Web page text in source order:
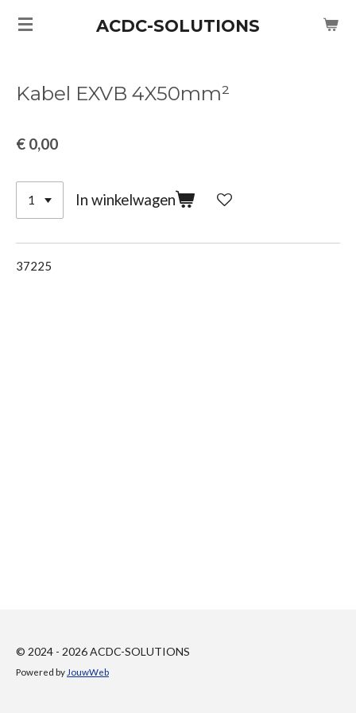
Ga
hoofdinhoud
ACDC-SOLUTIONS
Kabel EXVB 4X50mm²
€ 0,00
In winkelwagen
37225
© 2024 - 2026 ACDC-SOLUTIONS
Powered by JouwWeb